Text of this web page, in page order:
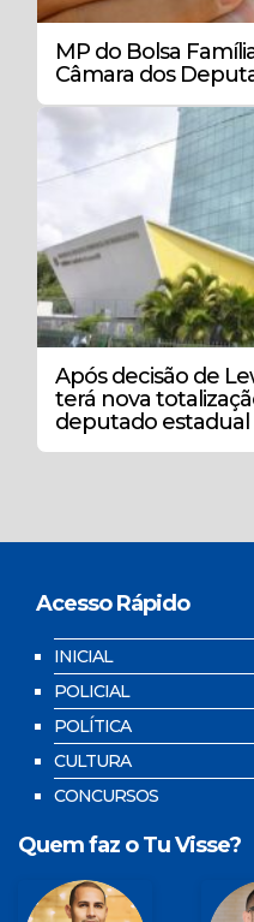
MP do Bolsa
Câmara dos
Após decisão de
terá nova
deputado estadual
Acesso Rápido
INICIAL
POLICIAL
POLÍTICA
CULTURA
CONCURSOS
Quem faz o Tu Visse?